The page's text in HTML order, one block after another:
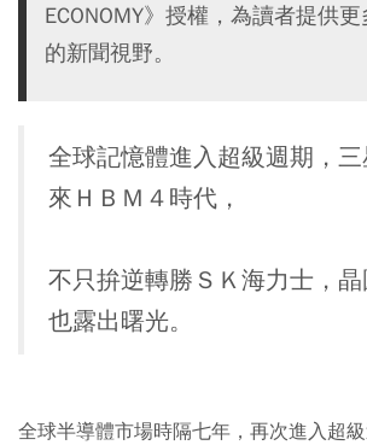
ECONOMY》授權，為讀者提供
的新聞視野。
全球記憶體進入超級週期，
來ＨＢＭ４時代，
不只拚逆轉勝ＳＫ海力士，
也露出曙光。
全球半導體市場時隔七年，再次進入超